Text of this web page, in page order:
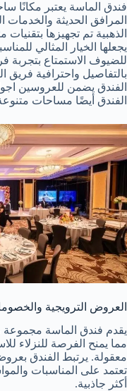
فندق الماسة يعتبر مكانًا
المرافق الحديثة
الذهبية تم تجهيزها
يجعلها الخيار المثالي
للضيوف الاستمتاع بتجربة
بالتفاصيل واحترافية
الفندق يضمن للعروسين
الفندق أيضًا مساحات
العروض الترويجية
يقدم فندق الماسة
مما يمنح الفرصة للنزلاء
معقولة. يرتبط الفندق
تعتمد على المناسبات
أكثر جاذبية.